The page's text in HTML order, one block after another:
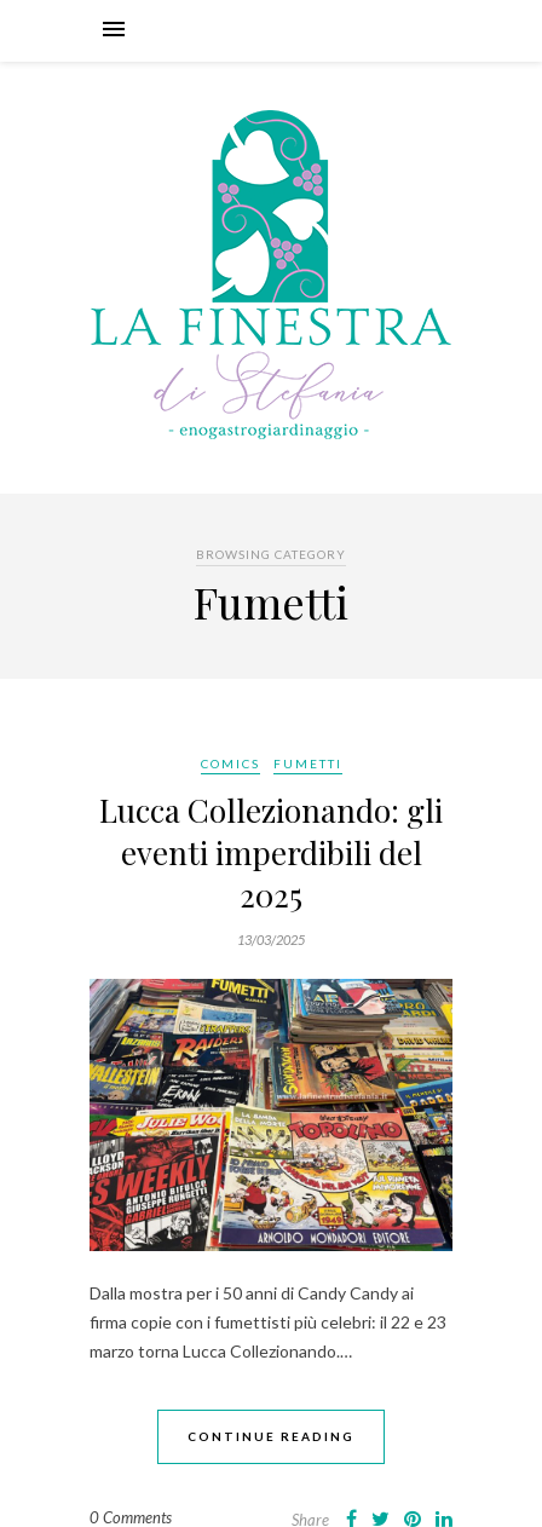
BROWSING CATEGORY
Fumetti
COMICS FUMETTI
Lucca Collezionando: gli
eventi imperdibili del
2025
13/03/2025
Dalla mostra per i 50 anni di Candy Candy ai
firma copie con i fumettisti più celebri: il 22 e 23
marzo torna Lucca Collezionando.…
CONTINUE READING
0 Comments Share